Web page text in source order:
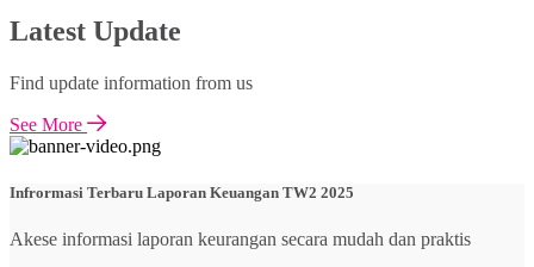
Latest Update
Find update information from us
See More
Infrormasi Terbaru Laporan Keuangan TW2 2025
Akese informasi laporan keurangan secara mudah dan praktis